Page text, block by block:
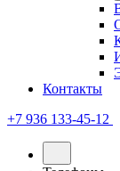
Контакты
+7 936 133-45-12